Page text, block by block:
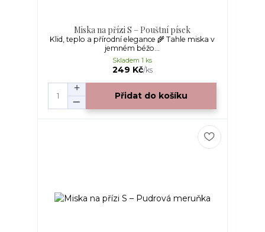
Miska na přízi S – Pouštní písek
Klid, teplo a přírodní elegance 🌾 Tahle miska v
jemném béžo...
249 Kč/ks
Skladem 1 ks
Přidat do košíku